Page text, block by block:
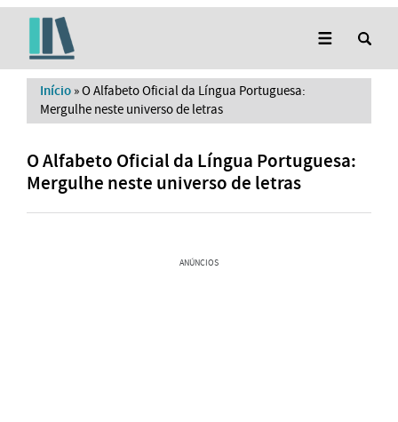
Início »O Alfabeto Oficial da Língua Portuguesa:
Mergulhe neste universo de letras
O Alfabeto Oficial da Língua Portuguesa:
Mergulhe neste universo de letras
ANÚNCIOS